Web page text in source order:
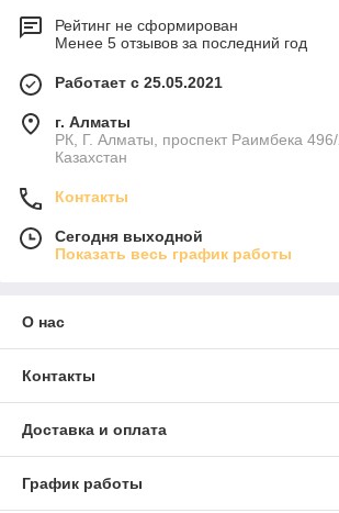
Рейтинг не сформирован
Менее 5 отзывов за последний год
Работает с 25.05.2021
г. Алматы
РК, Г. Алматы, проспект Раимбека
Казахстан
Контакты
Сегодня выходной
Показать весь график работы
О нас
Контакты
Доставка и оплата
График работы